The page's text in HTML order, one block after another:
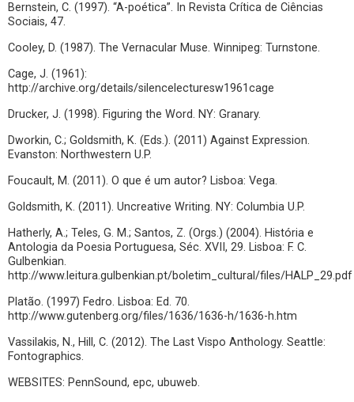
Bernstein, C. (1997). “A-poética”. In Revista Crítica de Ciências
Sociais, 47.
Cooley, D. (1987). The Vernacular Muse. Winnipeg: Turnstone.
Cage, J. (1961):
http://archive.org/details/silencelecturesw1961cage
Drucker, J. (1998). Figuring the Word. NY: Granary.
Dworkin, C.; Goldsmith, K. (Eds.). (2011) Against Expression.
Evanston: Northwestern U.P.
Foucault, M. (2011). O que é um autor? Lisboa: Vega.
Goldsmith, K. (2011). Uncreative Writing. NY: Columbia U.P.
Hatherly, A.; Teles, G. M.; Santos, Z. (Orgs.) (2004). História e
Antologia da Poesia Portuguesa, Séc. XVII, 29. Lisboa: F. C.
Gulbenkian.
http://www.leitura.gulbenkian.pt/boletim_cultural/files/HALP_29.pdf
Platão. (1997) Fedro. Lisboa: Ed. 70.
http://www.gutenberg.org/files/1636/1636-h/1636-h.htm
Vassilakis, N., Hill, C. (2012). The Last Vispo Anthology. Seattle:
Fontographics.
WEBSITES: PennSound, epc, ubuweb.